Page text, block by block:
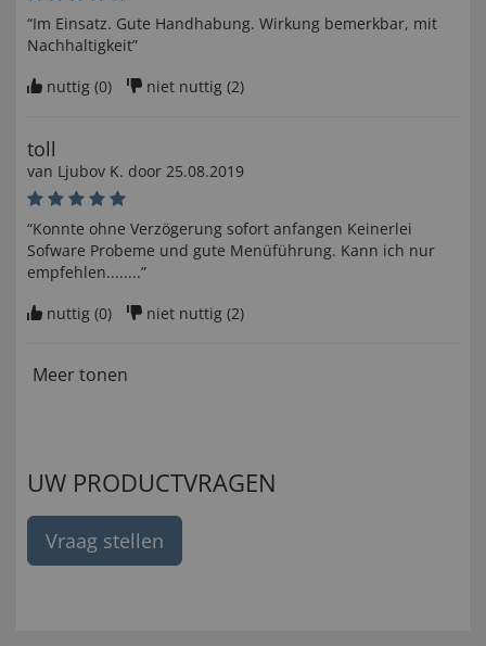
“Im Einsatz. Gute Handhabung. Wirkung bemerkbar, mit
Nachhaltigkeit”
nuttig (0) niet nuttig (2)
toll
van Ljubov K. door 25.08.2019
“Konnte ohne Verzögerung sofort anfangen Keinerlei
Sofware Probeme und gute Menüführung. Kann ich nur
empfehlen........”
nuttig (0) niet nuttig (2)
Meer tonen
UW PRODUCTVRAGEN
Vraag stellen